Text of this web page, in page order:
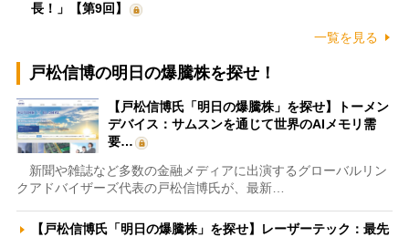
長！」【第9回】
一覧を見る
戸松信博の明日の爆騰株を探せ！
【戸松信博氏「明日の爆騰株」を探せ】トーメン
デバイス：サムスンを通じて世界のAIメモリ需
要…
新聞や雑誌など多数の金融メディアに出演するグローバルリン
クアドバイザーズ代表の戸松信博氏が、最新…
【戸松信博氏「明日の爆騰株」を探せ】レーザーテック：最先